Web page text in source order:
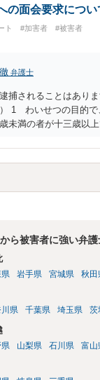
るでしょう。訴訟で
の面会要求につい
ト #加害者 #被害者
弁護士
捕されることはあり
1 わいせつの目的で
未満の者が十三歳以
会を要求すること
益を供与し、又はそ
いせつの目的で当該十
ら被害者に強い弁
岩手県 宮城県 秋田
県 千葉県 埼玉県 茨
山梨県 石川県 富山